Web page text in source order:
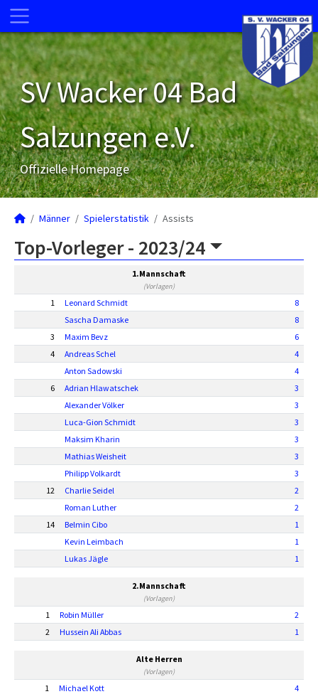
SV Wacker 04 Bad
Salzungen e.V.
Offizielle Homepage
Männer Spielerstatistik Assists
Top-Vorleger - 2023/24
1.Mannschaft
(Vorlagen)
1 Leonard Schmidt
8
Sascha Damaske
8
3
Maxim Bevz
6
4
Andreas Schel
4
Anton Sadowski
4
6
Adrian Hlawatschek
3
Alexander Völker
3
Luca-Gion Schmidt
3
Maksim Kharin
3
Mathias Weisheit
3
Philipp Volkardt
3
12
Charlie Seidel
2
Roman Luther
2
14
Belmin Cibo
1
Kevin Leimbach
1
Lukas Jägle
1
2.Mannschaft
(Vorlagen)
1 Robin Müller
2
2
Hussein Ali Abbas 1
Alte Herren
(Vorlagen)
1 Michael Kott
4